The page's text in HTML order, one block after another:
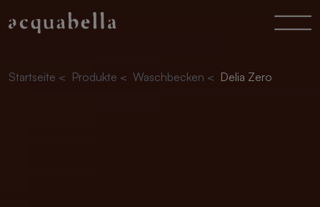
Startseite < Produkte < Waschbecken < Delia Zero